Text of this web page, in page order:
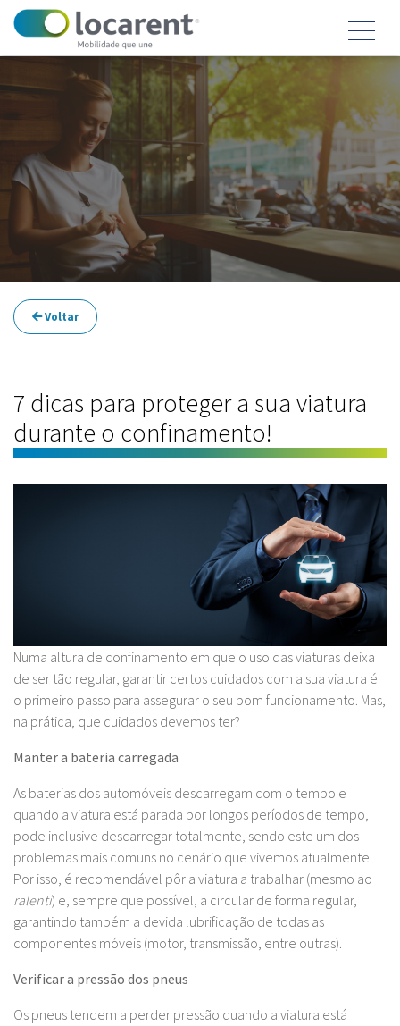
Voltar
7 dicas para proteger a sua viatura
durante o confinamento!
Numa altura de confinamento em que o uso das viaturas deixa
de ser tão regular, garantir certos cuidados com a sua viatura é
o primeiro passo para assegurar o seu bom funcionamento. Mas,
na prática, que cuidados devemos ter?
Manter a bateria carregada
As baterias dos automóveis descarregam com o tempo e
quando a viatura está parada por longos períodos de tempo,
pode inclusive descarregar totalmente, sendo este um dos
problemas mais comuns no cenário que vivemos atualmente.
Por isso, é recomendável pôr a viatura a trabalhar (mesmo ao
ralenti) e, sempre que possível, a circular de forma regular,
garantindo também a devida lubrificação de todas as
componentes móveis (motor, transmissão, entre outras).
Verificar a pressão dos pneus
Os pneus tendem a perder pressão quando a viatura está